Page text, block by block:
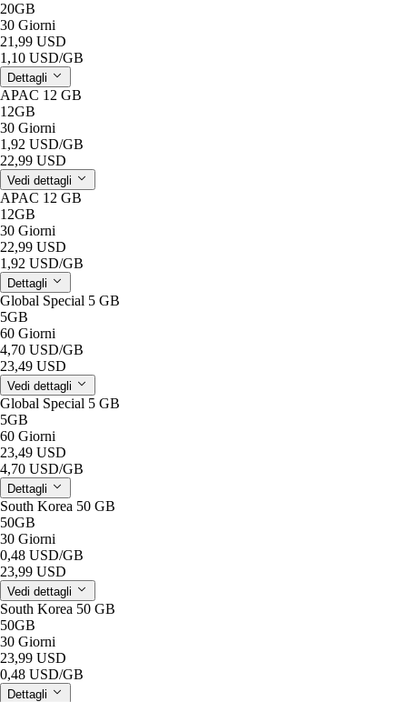
20GB
30 Giorni
21,99 USD
1,10 USD/GB
Dettagli
APAC 12 GB
12GB
30 Giorni
1,92 USD/GB
22,99 USD
Vedi dettagli
APAC 12 GB
12GB
30 Giorni
22,99 USD
1,92 USD/GB
Dettagli
Global Special 5 GB
5GB
60 Giorni
4,70 USD/GB
23,49 USD
Vedi dettagli
Global Special 5 GB
5GB
60 Giorni
23,49 USD
4,70 USD/GB
Dettagli
South Korea 50 GB
50GB
30 Giorni
0,48 USD/GB
23,99 USD
Vedi dettagli
South Korea 50 GB
50GB
30 Giorni
23,99 USD
0,48 USD/GB
Dettagli